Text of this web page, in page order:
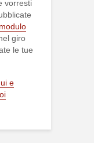
vorresti
modulo
giro
le tue
e